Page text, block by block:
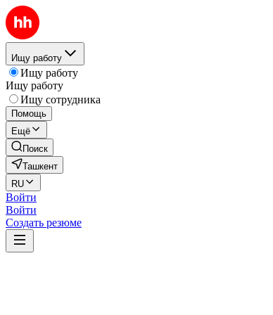
Ищу работу
Ищу работу
Ищу работу
Ищу сотрудника
Помощь
Ещё
Поиск
Ташкент
RU
Войти
Войти
Создать резюме